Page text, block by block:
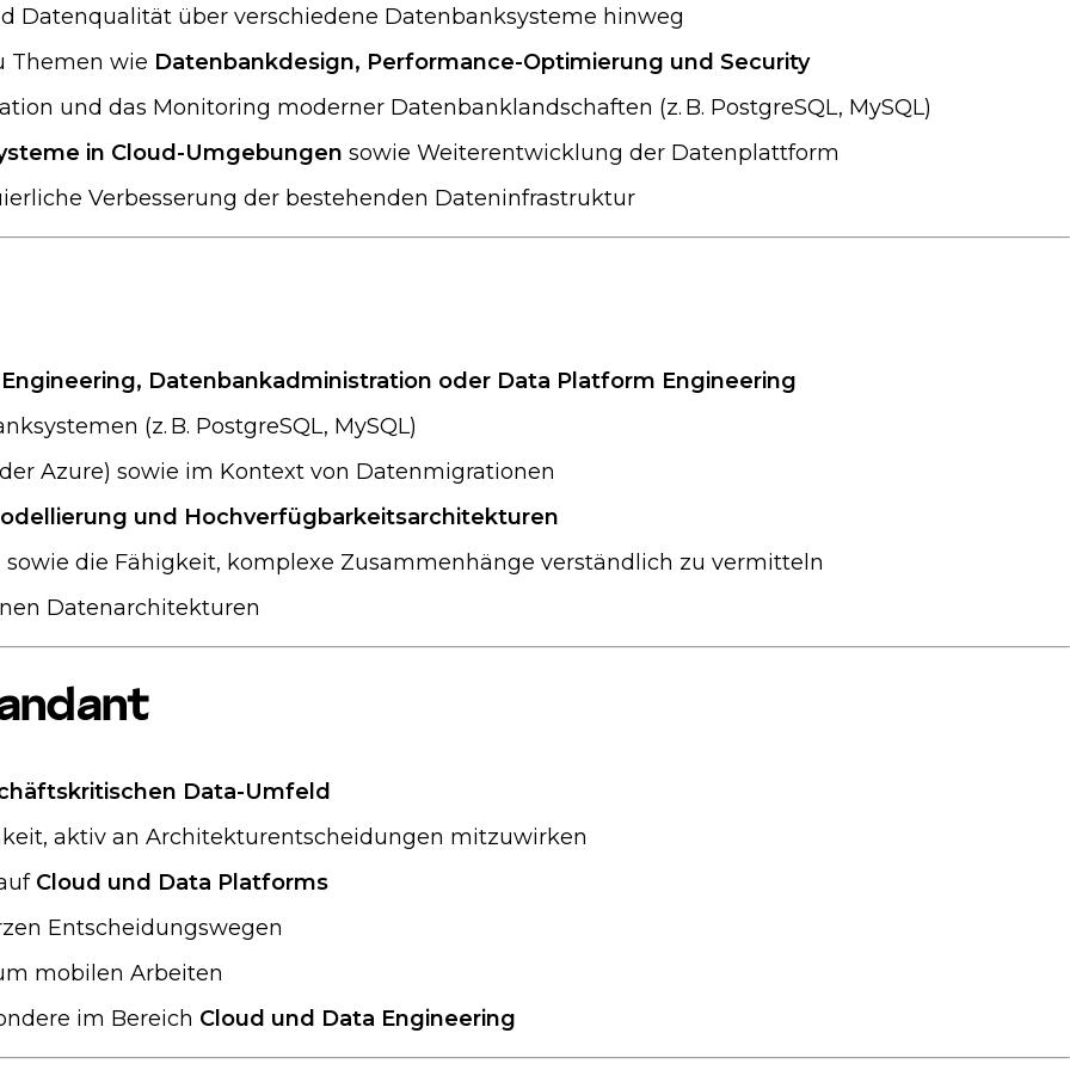
Datenqualität über verschiedene Datenbanksysteme hinweg
Themen wie Datenbankdesign, Performance-Optimierung und Security
und das Monitoring moderner Datenbanklandschaften (z. B. PostgreSQL, MySQL)
in Cloud-Umgebungen sowie Weiterentwicklung der Datenplattform
Verbesserung der bestehenden Dateninfrastruktur
Datenbankadministration oder Data Platform Engineering
(z. B. PostgreSQL, MySQL)
Azure) sowie im Kontext von Datenmigrationen
und Hochverfügbarkeitsarchitekturen
die Fähigkeit, komplexe Zusammenhänge verständlich zu vermitteln
Datenarchitekturen
Data-Umfeld
aktiv an Architekturentscheidungen mitzuwirken
Cloud und Data Platforms
Entscheidungswegen
mobilen Arbeiten
im Bereich Cloud und Data Engineering